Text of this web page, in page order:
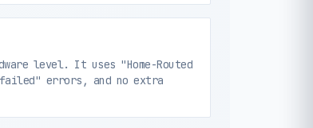
level. It uses "Home-Routed
failed" errors, and no extra